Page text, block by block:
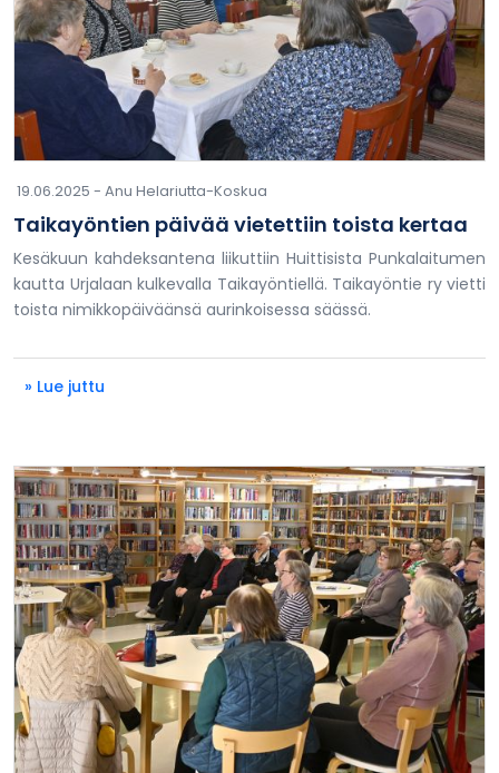
19.06.2025 - Anu Helariutta-Koskua
Taikayöntien päivää vietettiin toista kertaa
Kesäkuun kahdeksantena liikuttiin Huittisista Punkalaitumen
kautta Urjalaan kulkevalla Taikayöntiellä. Taikayöntie ry vietti
toista nimikkopäiväänsä aurinkoisessa säässä.
» Lue juttu